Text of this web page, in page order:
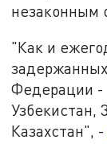
незаконным
"Как и
Федерации -
Узбекистан,
Казахстан", -